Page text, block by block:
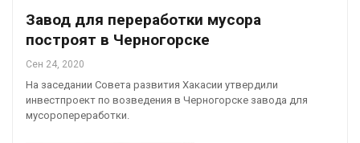
Завод для переработки мусора
построят в Черногорске
Сен 24, 2020
На заседании Совета развития Хакасии утвердили
инвестпроект по возведения в Черногорске завода для
мусоропереработки.